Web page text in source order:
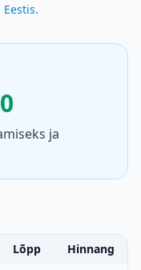
.
ja
Lõpp
Hinnang